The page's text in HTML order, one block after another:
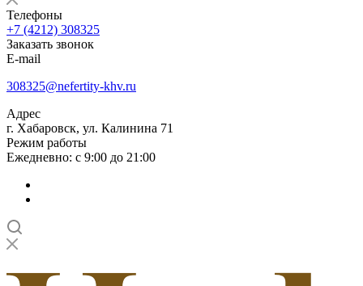
Телефоны
+7 (4212) 308325
Заказать звонок
E-mail
308325@nefertity-khv.ru
Адрес
г. Хабаровск, ул. Калинина 71
Режим работы
Ежедневно: с 9:00 до 21:00